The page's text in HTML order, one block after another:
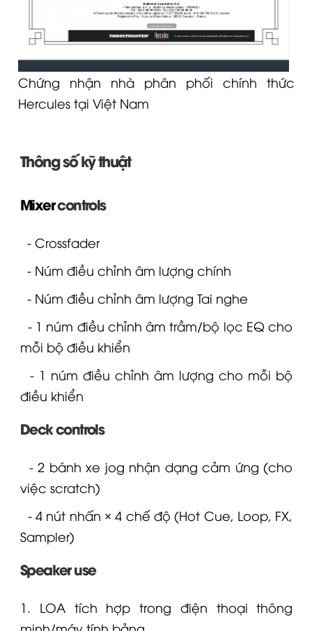
Chứng nhận nhà phân phối chính thức
Hercules tại Việt Nam
Thông số kỹ thuật
Mixercontrols
- Crossfader
- Núm điều chỉnh âm lượng chính
- Núm điều chỉnh âm lượng Tai nghe
- 1 núm điều chỉnh âm trầm/bộ lọc EQ cho
mỗi bộ điều khiển
- 1 núm điều chỉnh âm lượng cho mỗi bộ
điều khiển
Deck controls
- 2 bánh xe jog nhận dạng cảm ứng (cho
việc scratch)
- 4 nút nhấn × 4 chế độ (Hot Cue, Loop, FX,
Sampler)
Speaker use
1. LOAtích hợp trong điện thoại thông